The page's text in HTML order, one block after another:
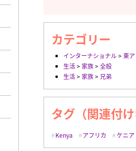
カテゴリー
インターナショナル>東
生活> 家族>全般
生活> 家族> 兄弟
タグ（関連付け
Kenya アフリカ ケニア